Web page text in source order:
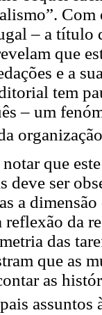
– a
que
e a
tem
– um
que
deve ser
a
da
das
que as
as
assuntos